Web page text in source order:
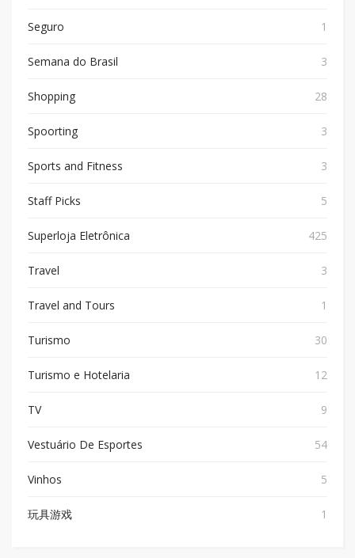
Seguro 1
Semana do Brasil 3
Shopping 28
Spoorting 3
Sports and Fitness 3
Staff Picks 5
Superloja Eletrônica 425
Travel 3
Travel and Tours 1
Turismo 30
Turismo e Hotelaria 12
TV 9
Vestuário De Esportes 54
Vinhos 5
玩具游戏 1